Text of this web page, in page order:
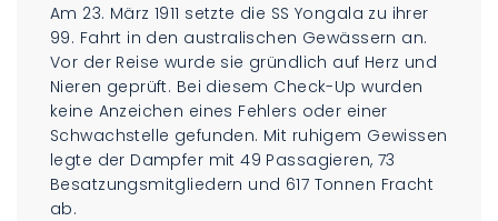
Am 23. März 1911 setzte die SS Yongala zu ihrer
99. Fahrt in den australischen Gewässern an.
Vor der Reise wurde sie gründlich auf Herz und
Nieren geprüft. Bei diesem Check-Up wurden
keine Anzeichen eines Fehlers oder einer
Schwachstelle gefunden. Mit ruhigem Gewissen
legte der Dampfer mit 49 Passagieren, 73
Besatzungsmitgliedern und 617 Tonnen Fracht
ab.